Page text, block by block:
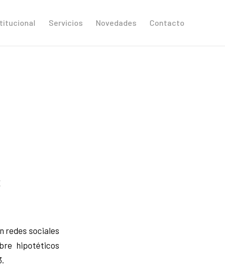
Servicios Novedades Contacto
redes sociales
hipotéticos